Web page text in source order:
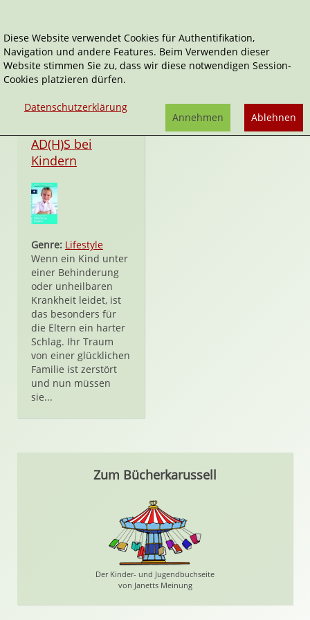
100 Elternfragen
AD(H)S bei
Kindern
Genre: Lifestyle
Wenn ein Kind unter
einer Behinderung
oder unheilbaren
Krankheit leidet, ist
das besonders für
die Eltern ein harter
Schlag. Ihr Traum
von einer glücklichen
Familie ist zerstört
und nun müssen
sie...
Zum Bücherkarussell
Der Kinder- und Jugendbuchseite
von Janetts Meinung
Diese Website verwendet Cookies für Authentifikation,
Navigation und andere Features. Beim Verwenden dieser
Website stimmen Sie zu, dass wir diese notwendigen Session-
Cookies platzieren dürfen.
Datenschutzerklärung
Ablehnen
Annehmen